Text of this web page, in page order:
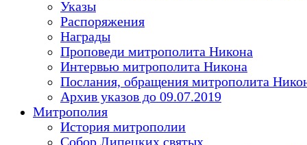
Указы
Распоряжения
Награды
Проповеди митрополита Никона
Интервью митрополита Никона
Послания, обращения митрополита
Архив указов до 09.07.2019
Митрополия
История митрополии
Собор Липецких святых